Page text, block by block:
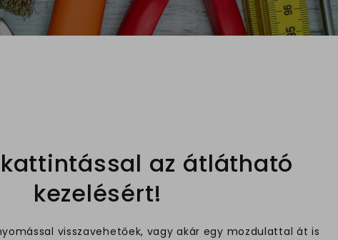
az átlátható
kezelésért!
visszavehetőek, vagy akár egy mozdulattal át is